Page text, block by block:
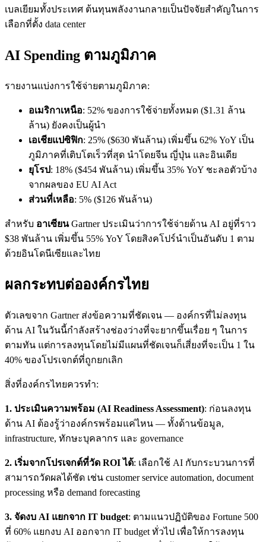
เบลเยียมทั้งประเทศ ต้นทุนพลังงานกลายเป็นปัจจัยสำคัญในการ
เลือกที่ตั้ง data center
AI Spending ตามภูมิภาค
รายงานแบ่งการใช้จ่ายตามภูมิภาค:
อเมริกาเหนือ: 52% ของการใช้จ่ายทั้งหมด ($1.31 ล้าน
ล้าน) ยังคงเป็นผู้นำ
เอเชียแปซิฟิก: 25% ($630 พันล้าน) เพิ่มขึ้น 62% YoY เป็น
ภูมิภาคที่เติบโตเร็วที่สุด นำโดยจีน ญี่ปุ่น และอินเดีย
ยุโรป: 18% ($454 พันล้าน) เพิ่มขึ้น 35% YoY ชะลอตัวบ้าง
จากผลของ EU AI Act
ส่วนที่เหลือ: 5% ($126 พันล้าน)
สำหรับ อาเซียนGartner ประเมินว่าการใช้จ่ายด้าน AI อยู่ที่ราว
$38 พันล้าน เพิ่มขึ้น 55% YoY โดยสิงคโปร์นำเป็นอันดับ 1 ตาม
ด้วยอินโดนีเซียและไทย
ผลกระทบต่อองค์กรไทย
ตัวเลขจาก Gartner ส่งข้อความที่ชัดเจน — องค์กรที่ไม่ลงทุน
ด้าน AI ในวันนี้กำลังสร้างช่องว่างที่จะยากขึ้นเรื่อย ๆ ในการ
ตามทัน แต่การลงทุนโดยไม่มีแผนที่ชัดเจนก็เสี่ยงที่จะเป็น 1 ใน
40% ของโปรเจกต์ที่ถูกยกเลิก
สิ่งที่องค์กรไทยควรทำ:
1. ประเมินความพร้อม (AI Readiness Assessment): ก่อนลงทุน
ด้าน AI ต้องรู้ว่าองค์กรพร้อมแค่ไหน — ทั้งด้านข้อมูล,
infrastructure, ทักษะบุคลากร และ governance
2. เริ่มจากโปรเจกต์ที่วัด ROI ได้: เลือกใช้ AI กับกระบวนการที่
สามารถวัดผลได้ชัด เช่น customer service automation, document
processing หรือ demand forecasting
3. จัดงบ AI แยกจาก IT budget: ตามแนวปฏิบัติของ Fortune 500
ที่ 60% แยกงบ AI ออกจาก IT budget ทั่วไป เพื่อให้การลงทุน